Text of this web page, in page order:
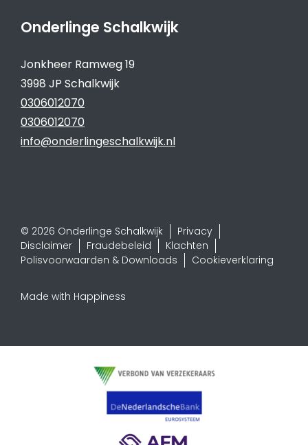
Onderlinge Schalkwijk
Jonkheer Ramweg 19
3998 JP Schalkwijk
0306012070
0306012070
info@onderlingeschalkwijk.nl
© 2026 Onderlinge Schalkwijk
Privacy
Disclaimer
Fraudebeleid
Klachten
Polisvoorwaarden & Downloads
Cookieverklaring
Made with Happiness